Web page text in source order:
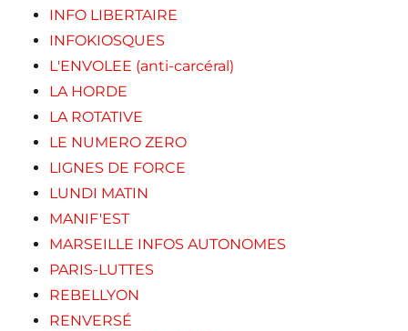
INFO LIBERTAIRE
INFOKIOSQUES
L'ENVOLEE (anti-carcéral)
LA HORDE
LA ROTATIVE
LE NUMERO ZERO
LIGNES DE FORCE
LUNDI MATIN
MANIF'EST
MARSEILLE INFOS AUTONOMES
PARIS-LUTTES
REBELLYON
RENVERSÉ